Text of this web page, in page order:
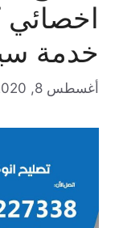
اخصائي
خدمة
أغسطس 8, 2020